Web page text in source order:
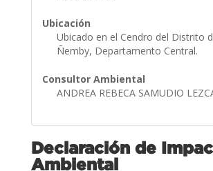
Ubicación
Ubicado en el Cendro del Distrito
Ñemby, Departamento Central.
Consultor Ambiental
ANDREA REBECA SAMUDIO
Declaración de
Ambiental